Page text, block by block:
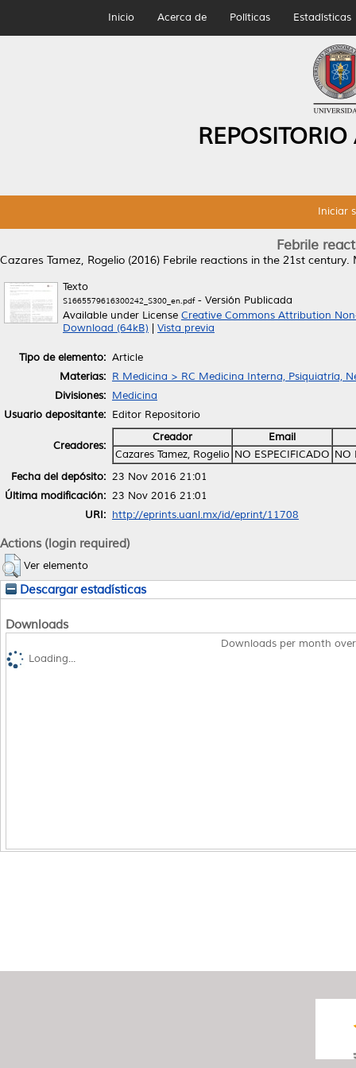
Inicio Acerca de Políticas Estadísticas
Iniciar
Febrile
Cazares Tamez, Rogelio (2016) Febrile reactions in the 21st century.
Texto
S1665579616300242_S300_en.pdf- Versión Publicada
Available under License Creative Commons Attribution
Download (64kB)
Vista previa
Tipo de elemento: Article
Materias: R Medicina > RC Medicina Interna, Psiquiatría,
Divisiones: Medicina
Usuario depositante: Editor Repositorio
Creadores:
Creador
Email
Cazares Tamez, Rogelio NO ESPECIFICADO NO
Fecha del depósito: 23 Nov 2016 21:01
Última modificación: 23 Nov 2016 21:01
URI: http://eprints.uanl.mx/id/eprint/11708
Actions (login required)
Ver elemento
Descargar estadísticas
Downloads
Downloads per month
Loading...